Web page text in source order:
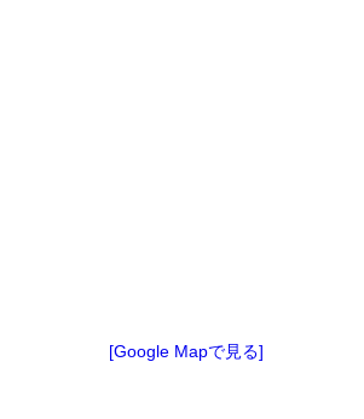
[Google Mapで見る]